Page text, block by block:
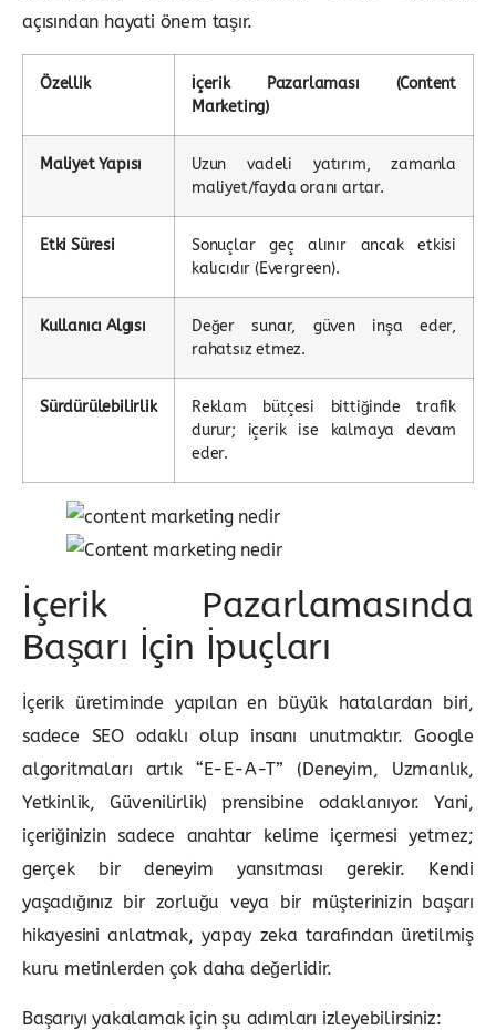
açısından hayati önem taşır.
Özellik
İçerik Pazarlaması (Content
Marketing)
Maliyet Yapısı
Uzun vadeli yatırım, zamanla
maliyet/fayda oranı artar.
Etki Süresi
Sonuçlar geç alınır ancak etkisi
kalıcıdır (Evergreen).
Kullanıcı Algısı
Değer sunar, güven inşa eder,
rahatsız etmez.
Sürdürülebilirlik
Reklam bütçesi bittiğinde trafik
durur; içerik ise kalmaya devam
eder.
İçerik Pazarlamasında
Başarı İçin İpuçları
İçerik üretiminde yapılan en büyük hatalardan biri,
sadece SEO odaklı olup insanı unutmaktır. Google
algoritmaları artık “E-E-A-T” (Deneyim, Uzmanlık,
Yetkinlik, Güvenilirlik) prensibine odaklanıyor. Yani,
içeriğinizin sadece anahtar kelime içermesi yetmez;
gerçek bir deneyim yansıtması gerekir. Kendi
yaşadığınız bir zorluğu veya bir müşterinizin başarı
hikayesini anlatmak, yapay zeka tarafından üretilmiş
kuru metinlerden çok daha değerlidir.
Başarıyı yakalamak için şu adımları izleyebilirsiniz: